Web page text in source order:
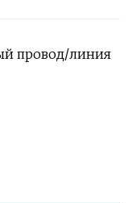
провод/линия